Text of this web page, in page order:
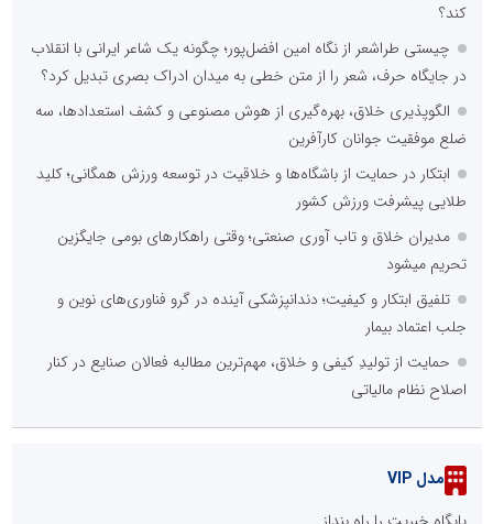
کند؟
چیستی طراشعر از نگاه امین افضل‌پور؛ چگونه یک شاعر ایرانی با انقلاب
در جایگاه حرف، شعر را از متن خطی به میدان ادراک بصری تبدیل کرد؟
الگوپذیری خلاق، بهره‌گیری از هوش مصنوعی و کشف استعدادها، سه
ضلع موفقیت جوانان کارآفرین
ابتکار در حمایت از باشگاه‌ها و خلاقیت در توسعه ورزش همگانی؛ کلید
طلایی پیشرفت ورزش کشور
مدیران خلاق و تاب آوری صنعتی؛ وقتی راهکارهای بومی جایگزین
تحریم میشود
تلفیق ابتکار و کیفیت؛ دندانپزشکی آینده در گرو فناوری‌های نوین و
جلب اعتماد بیمار
حمایت از تولیدِ کیفی و خلاق، مهم‌ترین مطالبه فعالان صنایع در کنار
اصلاح نظام مالیاتی
مدل VIP